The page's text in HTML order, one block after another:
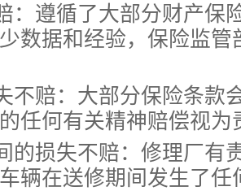
：遵循了大部分财产保
数据和经验，保险监
不赔：大部分保险条款
任何有关精神赔偿视为
的损失不赔：修理厂有
辆在送修期间发生了